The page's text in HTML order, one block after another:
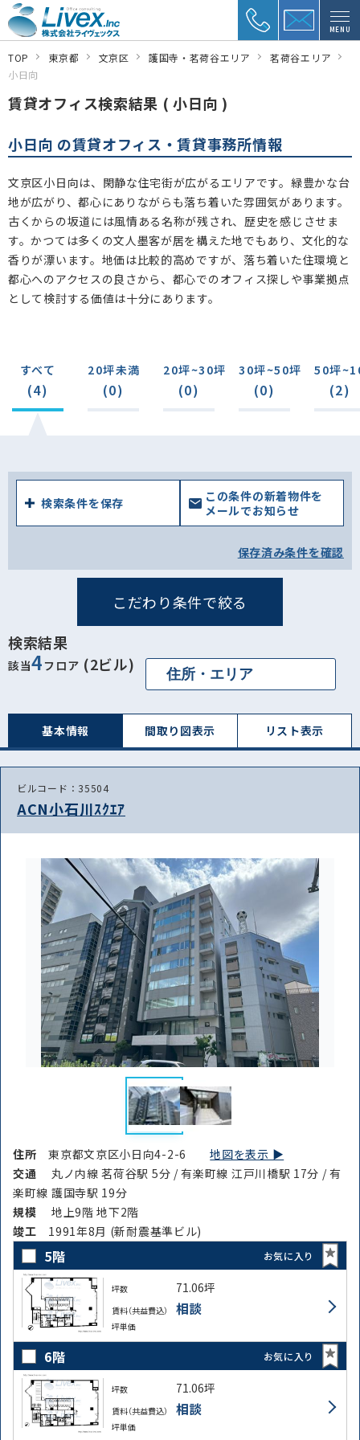
MENU
TOP 東京都 文京区 護国寺・茗荷谷エリア
茗荷谷エリア
小日向
賃貸オフィス検索結果 ( 小日向 )
小日向 の賃貸オフィス・賃貸事務所情報
文京区小日向は、閑静な住宅街が広がるエリアです。緑豊かな台
地が広がり、都心にありながらも落ち着いた雰囲気があります。
古くからの坂道には風情ある名称が残され、歴史を感じさせま
す。かつては多くの文人墨客が居を構えた地でもあり、文化的な
香りが漂います。地価は比較的高めですが、落ち着いた住環境と
都心へのアクセスの良さから、都心でのオフィス探しや事業拠点
として検討する価値は十分にあります。
すべて
(4)
20坪未満
(0)
20坪~30坪
(0)
30坪~50坪
(0)
50坪
(2)
検索条件を保存
この条件の新着物件を
メールでお知らせ
保存済み条件を確認
こだわり条件で絞る
検索結果
該当4 フロア (2ビル)
基本情報 間取り図表⽰ リスト表⽰
ビルコード：35504
ACN小石川ｽｸｴｱ
住所東京都文京区小日向4-2-6地図を表示 ▶︎
交通
丸ノ内線 茗荷谷駅 5分 / 有楽町線 江戸川橋駅 17分 / 有
楽町線 護国寺駅 19分
規模
地上9階 地下2階
竣⼯ 1991年8月 (新耐震基準ビル)
5階 お気に入り
坪数 71.06坪
賃料（共益費込） 相談
坪単価
6階 お気に入り
坪数 71.06坪
賃料（共益費込） 相談
坪単価